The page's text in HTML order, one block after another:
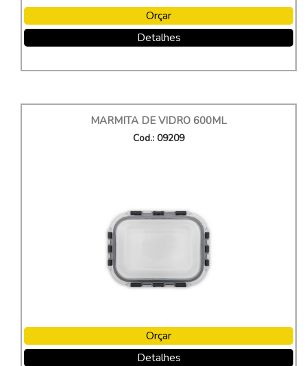
Orçar
Detalhes
MARMITA DE VIDRO 600ML
Cod.: 09209
Orçar
Detalhes